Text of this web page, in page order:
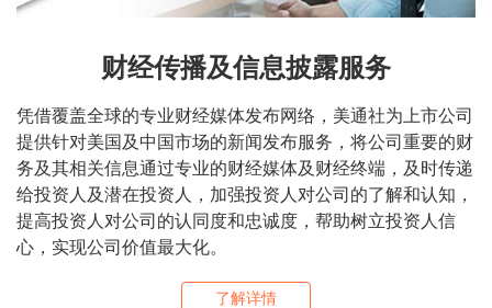
财经传播及信息披露服务
凭借覆盖全球的专业财经媒体发布网络，美通社为上市公司
提供针对美国及中国市场的新闻发布服务，将公司重要的财
务及其相关信息通过专业的财经媒体及财经终端，及时传递
给投资人及潜在投资人，加强投资人对公司的了解和认知，
提高投资人对公司的认同度和忠诚度，帮助树立投资人信
心，实现公司价值最大化。
了解详情